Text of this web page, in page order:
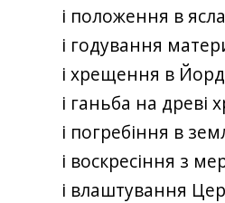
і положення в
і годування
і хрещення в
і ганьба на древі
і погребіння в
і воскресіння з
і влаштування